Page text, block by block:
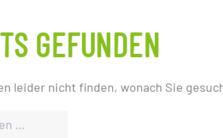
GEFUNDEN
leider nicht finden, wonach Sie